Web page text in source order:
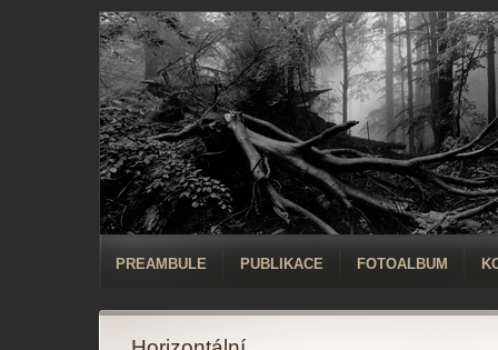
PREAMBULE PUBLIKACE FOTOALBUM